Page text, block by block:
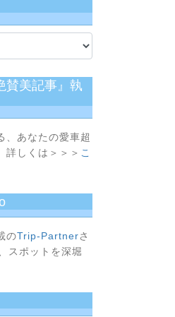
賛美記事』執
、あなたの愛車超
詳しくは＞＞＞ こ
のTrip-Partnerさ
スポットを深堀